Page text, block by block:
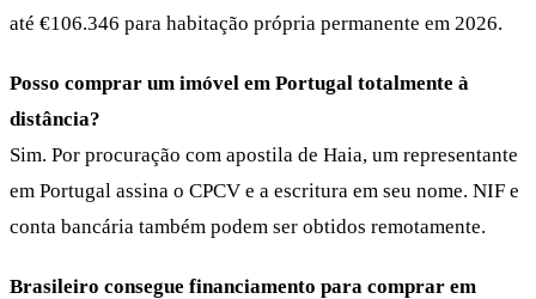
até €106.346 para habitação própria permanente em 2026.
Posso comprar um imóvel em Portugal totalmente à
distância?
Sim. Por procuração com apostila de Haia, um representante
em Portugal assina o CPCV e a escritura em seu nome. NIF e
conta bancária também podem ser obtidos remotamente.
Brasileiro consegue financiamento para comprar em